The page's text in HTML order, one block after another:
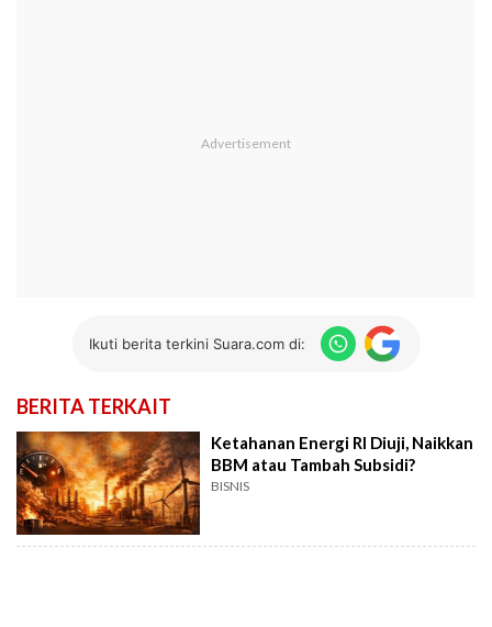
Ikuti berita terkini Suara.com di:
BERITA TERKAIT
Ketahanan Energi RI Diuji, Naikkan
BBM atau Tambah Subsidi?
BISNIS